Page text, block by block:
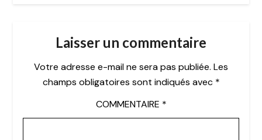
Laisser un commentaire
Votre adresse e-mail ne sera pas publiée. Les
champs obligatoires sont indiqués avec *
COMMENTAIRE *